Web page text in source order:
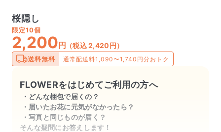
桜隠し
限定10個
2,200 円 （税込 2,420円）
送料無料 通常配送料1,090〜1,740円分おトク
FLOWERをはじめてご利用の方へ
どんな梱包で届くの？
届いたお花に元気がなかったら？
写真と同じものが届く？
そんな疑問にお答えします！